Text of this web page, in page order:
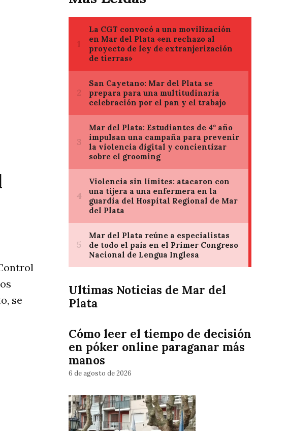
se
Ultimas Noticias de Mar del
Plata
Cómo leer el tiempo de decisión
en póker online paraganar más
manos
6 de agosto de 2026